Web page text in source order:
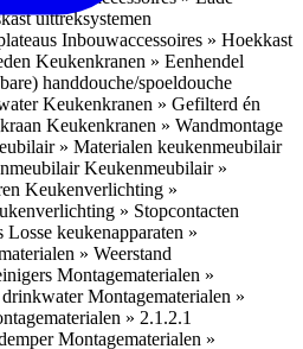
uittreksystemen
Inbouwaccessoires » Hoekkast
Keukenkranen » Eenhendel
handdouche/spoeldouche
Keukenkranen » Gefilterd én
Keukenkranen » Wandmontage
» Materialen keukenmeubilair
Keukenmeubilair »
Keukenverlichting »
» Stopcontacten
Losse keukenapparaten »
» Weerstand
Montagematerialen »
drinkwaterMontagematerialen »
» 2.1.2.1
Montagematerialen »